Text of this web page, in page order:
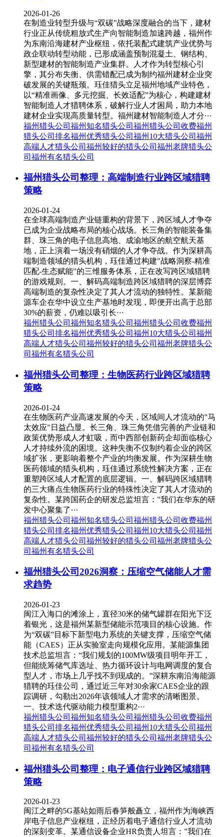
2026-01-26
在制造业转型升级与“双碳”战略深度融合的当下，建材
行业正从传统粗放式生产向智能制造加速跨越，福州作
为东南沿海建材产业枢纽，依托装配式建筑产业优势与
政企联动转型动能，已形成涵盖预制混凝土、钢结构、
新型建材的智能制造产业集群。人才作为转型核心引
擎，其分布失衡、供需错配已成为制约福州建材企业突
破发展的关键瓶颈。珏佳猎头立足福州地域产业特色，
以“精准画像、多元挖掘、长效适配”为核心，构建建材
智能制造人才猎聘体系，破解行业人才困局，助力本地
建材企业实现高质量转型。福州建材智能制造人才分···
福州猎头公司 福州知名猎头公司 福州猎头公司收费福州
猎头公司排名福州优秀猎头公司 福州10大猎头公司 福州
高端人才猎头公司 福州较好的猎头公司 福州老牌猎头公
司 福州有名猎头公司
福州猎头公司整理：高端制造行业跨区域猎聘
策略
2026-01-24
在全球高端制造产业链重构的背景下，跨区域人才争夺
已成为企业战略布局的核心战场。长三角的智能装备集
群、珠三角的电子信息高地、成渝地区的航空航天基
地，正上演着一场没有硝烟的人才争夺战。作为深耕高
端制造领域的猎头机构，珏佳通过构建"战略洞察-精准
匹配-生态赋能"的三维服务体系，正在改写跨区域猎聘
的游戏规则。一、解码高端制造跨区域猎聘的深层博弈
高端制造的复杂性决定了其人才流动的独特性。某新能
源车企在华中设立生产基地时发现，即便开出高于总部
30%的薪资，仍难以吸引长···
福州猎头公司 福州知名猎头公司 福州猎头公司收费福州
猎头公司排名福州优秀猎头公司 福州10大猎头公司 福州
高端人才猎头公司 福州较好的猎头公司 福州老牌猎头公
司 福州有名猎头公司
福州猎头公司整理：生物医药行业跨区域猎聘
策略
2026-01-24
在生物医药产业高速发展的今天，区域间人才流动的"马
太效应"日益凸显。长三角、珠三角凭借完善的产业链和
政策优势形成人才虹吸，而中西部创新药企却面临核心
人才持续外流的困境。这种失衡不仅制约着企业的跨区
域扩张，更影响着整个产业的均衡发展。作为深耕生物
医药领域的猎头机构，珏佳通过系统性解决方案，正在
重塑跨区域人才配置的底层逻辑。一、解码跨区域猎聘
的三大痛点生物医药行业的特殊性决定了其人才流动的
复杂性。某跨国药企的研发总监坦言："我们在华东的研
发中心聚集了···
福州猎头公司 福州知名猎头公司 福州猎头公司收费福州
猎头公司排名福州优秀猎头公司 福州10大猎头公司 福州
高端人才猎头公司 福州较好的猎头公司 福州老牌猎头公
司 福州有名猎头公司
福州猎头公司2026洞察：压缩空气储能人才需
求趋势
2026-01-23
闽江入海口的滩涂上，直径30米的储气罐群在阳光下泛
着银光，这是福州某新型储能示范项目的核心设施。作
为“双碳”目标下新型电力系统的关键支撑，压缩空气储
能（CAES）正从实验室走向规模化应用。某能源集团
技术总监坦言：“我们规划的100MW级项目明年开工，
但能统筹储气库选址、热力循环设计与电网调度的复合
型人才，市场上几乎找不到现成的。”深耕东南沿海能源
猎聘的珏佳公司，通过近三年对30余家CAES企业的跟
踪调研，勾勒出2026年该领域人才需求的清晰图景。
一、技术迭代驱动能力模型重构2···
福州猎头公司 福州知名猎头公司 福州猎头公司收费福州
猎头公司排名福州优秀猎头公司 福州10大猎头公司 福州
高端人才猎头公司 福州较好的猎头公司 福州老牌猎头公
司 福州有名猎头公司
福州猎头公司整理：电子通信行业跨区域猎聘
策略
2026-01-23
闽江之畔的5G基站如雨后春笋般矗立，福州作为海峡西
岸电子信息产业枢纽，正经历着电子通信行业人才流动
的深刻变革。某通信设备企业HR负责人坦言："我们在